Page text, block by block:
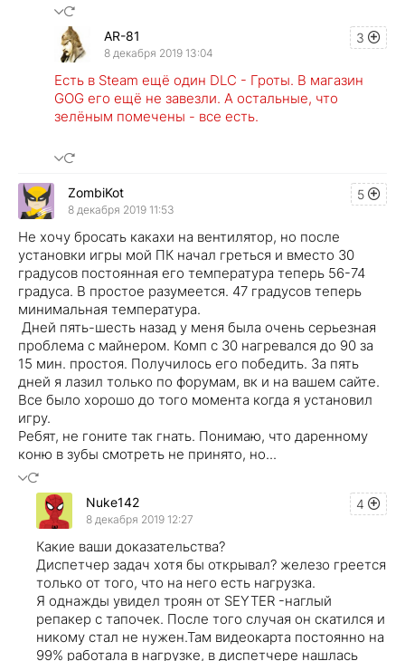
3
AR-81
8 декабря 2019 13:04
Есть в Steam ещё один DLC - Гроты. В магазин
GOG его ещё не завезли. А остальные, что
зелёным помечены - все есть.
5
ZombiKot
8 декабря 2019 11:53
Не хочу бросать какахи на вентилятор, но после
установки игры мой ПК начал греться и вместо 30
градусов постоянная его температура теперь 56-74
градуса. В простое разумеется. 47 градусов теперь
минимальная температура.
Дней пять-шесть назад у меня была очень серьезная
проблема с майнером. Комп с 30 нагревался до 90 за
15 мин. простоя. Получилось его победить. За пять
дней я лазил только по форумам, вк и на вашем сайте.
Все было хорошо до того момента когда я установил
игру.
Ребят, не гоните так гнать. Понимаю, что даренному
коню в зубы смотреть не принято, но...
4
Nuke142
8 декабря 2019 12:27
Какие ваши доказательства?
Диспетчер задач хотя бы открывал? железо греется
только от того, что на него есть нагрузка.
Я однажды увидел троян от SEYTER -наглый
репакер с тапочек. После того случая он скатился и
никому стал не нужен.Там видеокарта постоянно на
99% работала в нагрузке, в диспетчере нашлась